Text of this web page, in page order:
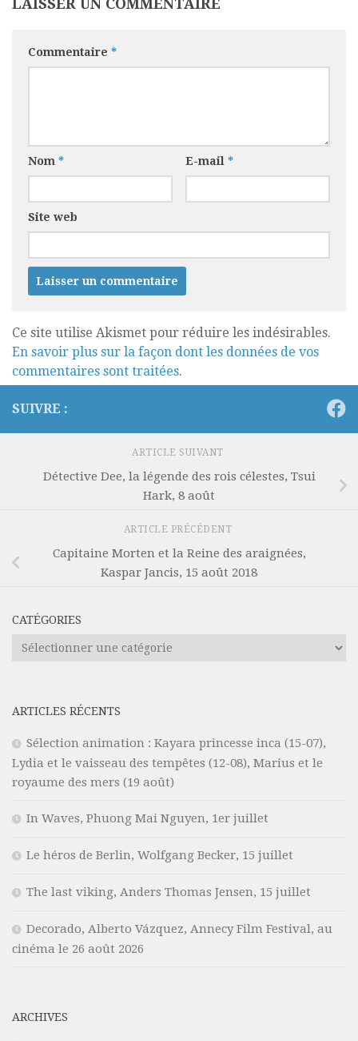
LAISSER UN COMMENTAIRE
Commentaire *
Nom * E-mail *
Site web
Ce site utilise Akismet pour réduire les indésirables.
En savoir plus sur la façon dont les données de vos
commentaires sont traitées.
SUIVRE :
ARTICLE SUIVANT
Détective Dee, la légende des rois célestes, Tsui
Hark, 8 août
ARTICLE PRÉCÉDENT
Capitaine Morten et la Reine des araignées,
Kaspar Jancis, 15 août 2018
CATÉGORIES
Catégories
ARTICLES RÉCENTS
Sélection animation : Kayara princesse inca (15-07),
Lydia et le vaisseau des tempêtes (12-08), Marius et le
royaume des mers (19 août)
In Waves, Phuong Mai Nguyen, 1er juillet
Le héros de Berlin, Wolfgang Becker, 15 juillet
The last viking, Anders Thomas Jensen, 15 juillet
Decorado, Alberto Vázquez, Annecy Film Festival, au
cinéma le 26 août 2026
ARCHIVES